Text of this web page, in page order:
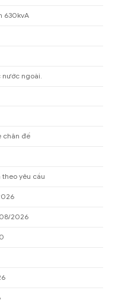
630kvA
ngoài.
chân đế
theo yêu cầu
2026